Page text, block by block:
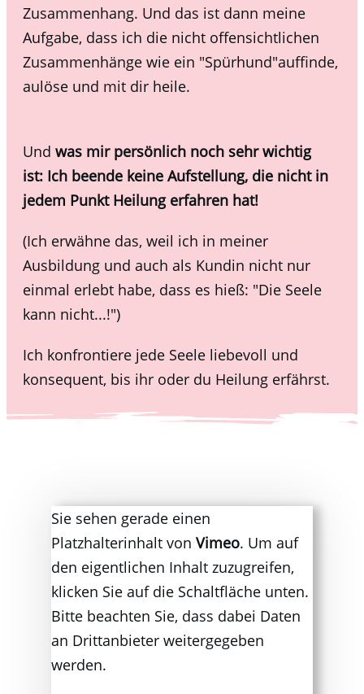
Zusammenhang. Und das ist dann meine
Aufgabe, dass ich die nicht offensichtlichen
Zusammenhänge wie ein "Spürhund"auffinde,
aulöse und mit dir heile.
Und was mir persönlich noch sehr wichtig
ist: Ich beende keine Aufstellung, die nicht in
jedem Punkt Heilung erfahren hat!
(Ich erwähne das, weil ich in meiner
Ausbildung und auch als Kundin nicht nur
einmal erlebt habe, dass es hieß: "Die Seele
kann nicht...!")
Ich konfrontiere jede Seele liebevoll und
konsequent, bis ihr oder du Heilung erfährst.
Sie sehen gerade einen
Platzhalterinhalt von Vimeo. Um auf
den eigentlichen Inhalt zuzugreifen,
klicken Sie auf die Schaltfläche unten.
Bitte beachten Sie, dass dabei Daten
an Drittanbieter weitergegeben
werden.